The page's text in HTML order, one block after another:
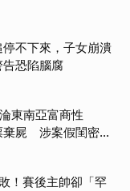
不下來，子女崩潰
告恐陷腦腐
東南亞富商性
棄屍 涉案假閨密近
！賽後主帥卻「罕